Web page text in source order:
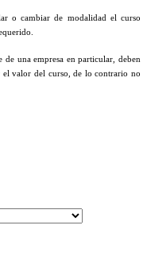
o cambiar de modalidad el curso
de una empresa en particular, deben
el valor del curso, de lo contrario no